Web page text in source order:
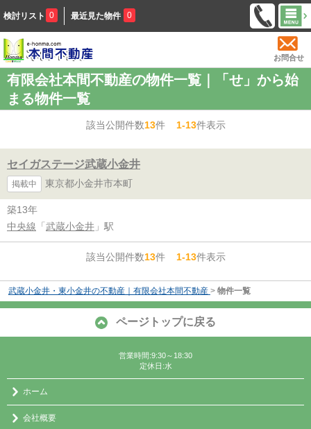
検討リスト 0 最近見た物件 0
お問合せ
有限会社本間不動産の物件一覧｜「せ」から始
まる物件一覧
該当公開件数13件1-13件表示
セイガステージ武蔵小金井
掲載中 東京都小金井市本町
築13年
中央線 「 武蔵小金井 」駅
該当公開件数13件1-13件表示
武蔵小金井・東小金井の不動産｜有限会社本間不動産 > 物件一覧
ページトップに戻る
営業時間:9:30～18:30
定休日:水
ホーム
会社概要